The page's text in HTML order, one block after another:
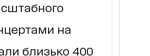
на
близько 400